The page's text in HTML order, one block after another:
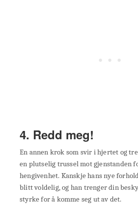
4. Redd meg!
En annen krok som svir i hjertet og
en plutselig trussel mot gjenstanden
hengivenhet. Kanskje hans nye
blitt voldelig, og han trenger din
styrke for å komme seg ut av det.